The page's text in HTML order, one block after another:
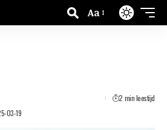
Aa
03-19
2 min leestijd